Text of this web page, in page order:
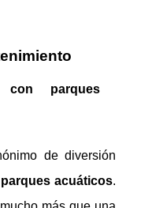
con parques
de diversión
parques acuáticos.